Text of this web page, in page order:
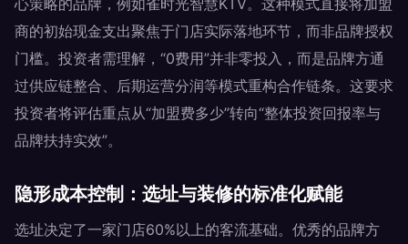
心策略的品牌，例如雀时光智慧KTV。这种模式直接将加盟
商的初始现金支出聚焦于门店实际落地环节，而非品牌授权
门槛。投资者需理解，“0费用”并非零投入，而是品牌方通
过供应链整合、后期运营分润等模式重构合作链条。这要求
投资者将评估重点从“加盟费多少”转向“整体投资回报率与
品牌扶持实效”。
隐形成本控制：选址与装修的标准化赋能
选址决定了一家门店60%以上的客流基础。优秀的品牌方